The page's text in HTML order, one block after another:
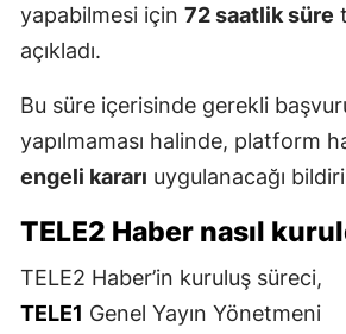
yapabilmesi için 72 saatlik süre
açıkladı.
Bu süre içerisinde gerekli
yapılmaması halinde, platform
engeli kararı uygulanacağı
TELE2 Haber nasıl
TELE2 Haber’in kuruluş süreci,
TELE1 Genel Yayın Yönetmeni